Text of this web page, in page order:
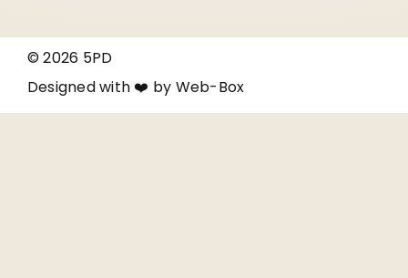
© 2026 5PD
Designed with ❤️ by Web-Box